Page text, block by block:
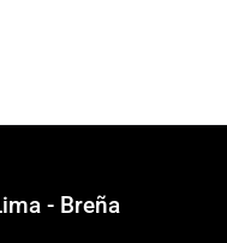
- Breña